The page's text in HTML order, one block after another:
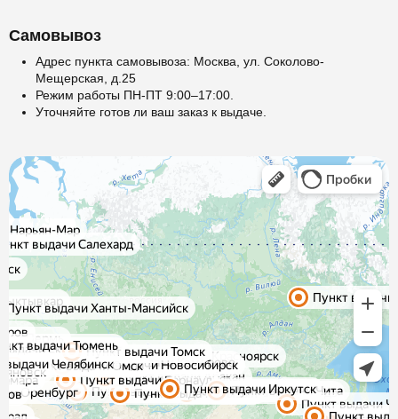
Самовывоз
Адрес пункта самовывоза: Москва, ул. Соколово-
Мещерская, д.25
Режим работы ПН-ПТ 9:00–17:00.
Уточняйте готов ли ваш заказ к выдаче.